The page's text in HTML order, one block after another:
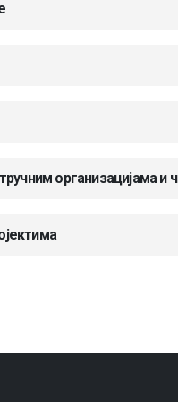
организацијама и